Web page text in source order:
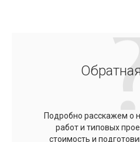
Подробно расскажем о
работ и типовых
стоимость и